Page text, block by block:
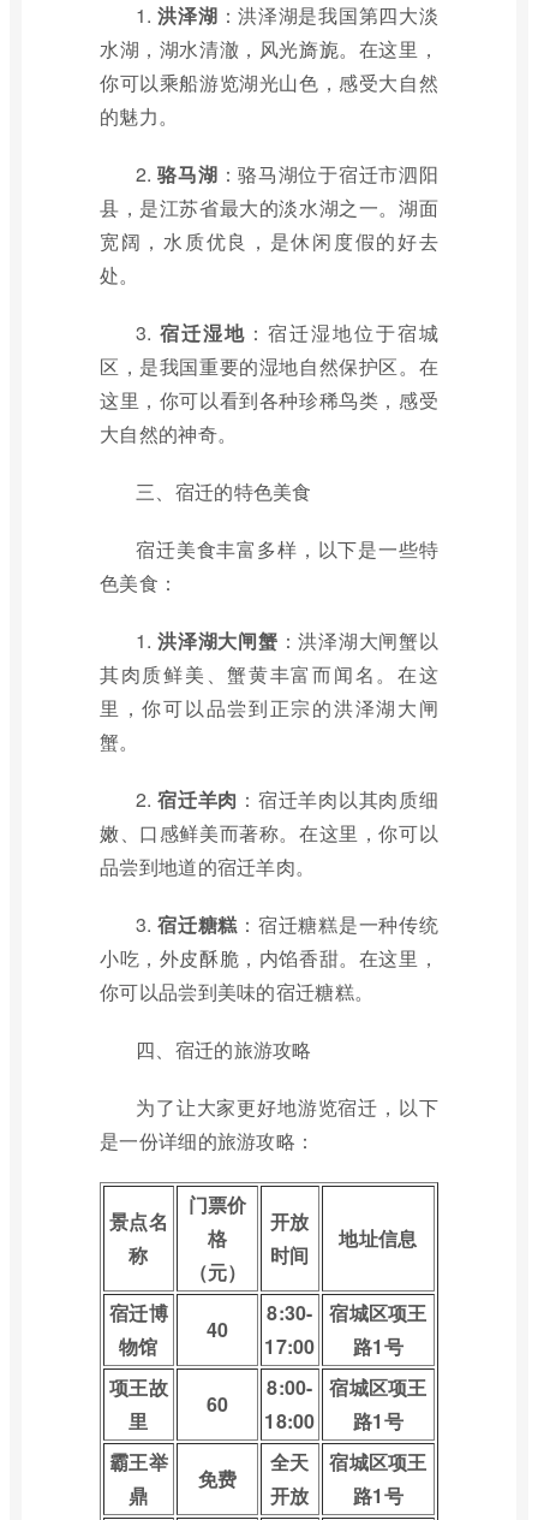
1.洪泽湖 ：洪泽湖是我国第四大淡
水湖，湖水清澈，风光旖旎。在这里，
你可以乘船游览湖光山色，感受大自然
的魅力。
2.骆马湖 ：骆马湖位于宿迁市泗阳
县，是江苏省最大的淡水湖之一。湖面
宽阔，水质优良，是休闲度假的好去
处。
3. 宿迁湿地 ：宿迁湿地位于宿城
区，是我国重要的湿地自然保护区。在
这里，你可以看到各种珍稀鸟类，感受
大自然的神奇。
三、宿迁的特色美食
宿迁美食丰富多样，以下是一些特
色美食：
1.洪泽湖大闸蟹 ：洪泽湖大闸蟹以
其肉质鲜美、蟹黄丰富而闻名。在这
里，你可以品尝到正宗的洪泽湖大闸
蟹。
2.宿迁羊肉 ：宿迁羊肉以其肉质细
嫩、口感鲜美而著称。在这里，你可以
品尝到地道的宿迁羊肉。
3.宿迁糖糕 ：宿迁糖糕是一种传统
小吃，外皮酥脆，内馅香甜。在这里，
你可以品尝到美味的宿迁糖糕。
四、宿迁的旅游攻略
为了让大家更好地游览宿迁，以下
是一份详细的旅游攻略：
景点名
称
门票价
格
（元）
开放
时间
地址信息
宿迁博
物馆
40
8:30-
17:00
宿城区项王
路1号
项王故
里
60
8:00-
18:00
宿城区项王
路1号
霸王举
鼎
免费
全天
开放
宿城区项王
路1号